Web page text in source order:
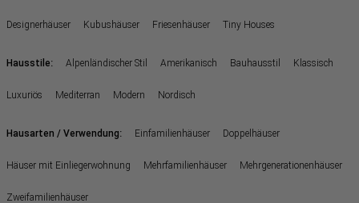
Designerhäuser Kubushäuser Friesenhäuser Tiny Houses
Hausstile: Alpenländischer Stil Amerikanisch Bauhausstil Klassisch
Luxuriös Mediterran Modern Nordisch
Hausarten / Verwendung: Einfamilienhäuser Doppelhäuser
Häuser mit Einliegerwohnung Mehrfamilienhäuser Mehrgenerationenhäuser
Zweifamilienhäuser